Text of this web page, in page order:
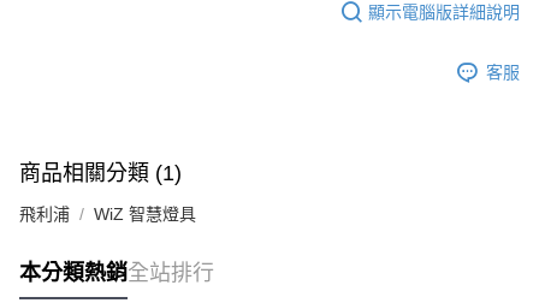
顯示電腦版詳細說明
客服
商品相關分類 (1)
飛利浦 WiZ 智慧燈具
本分類熱銷全站排行